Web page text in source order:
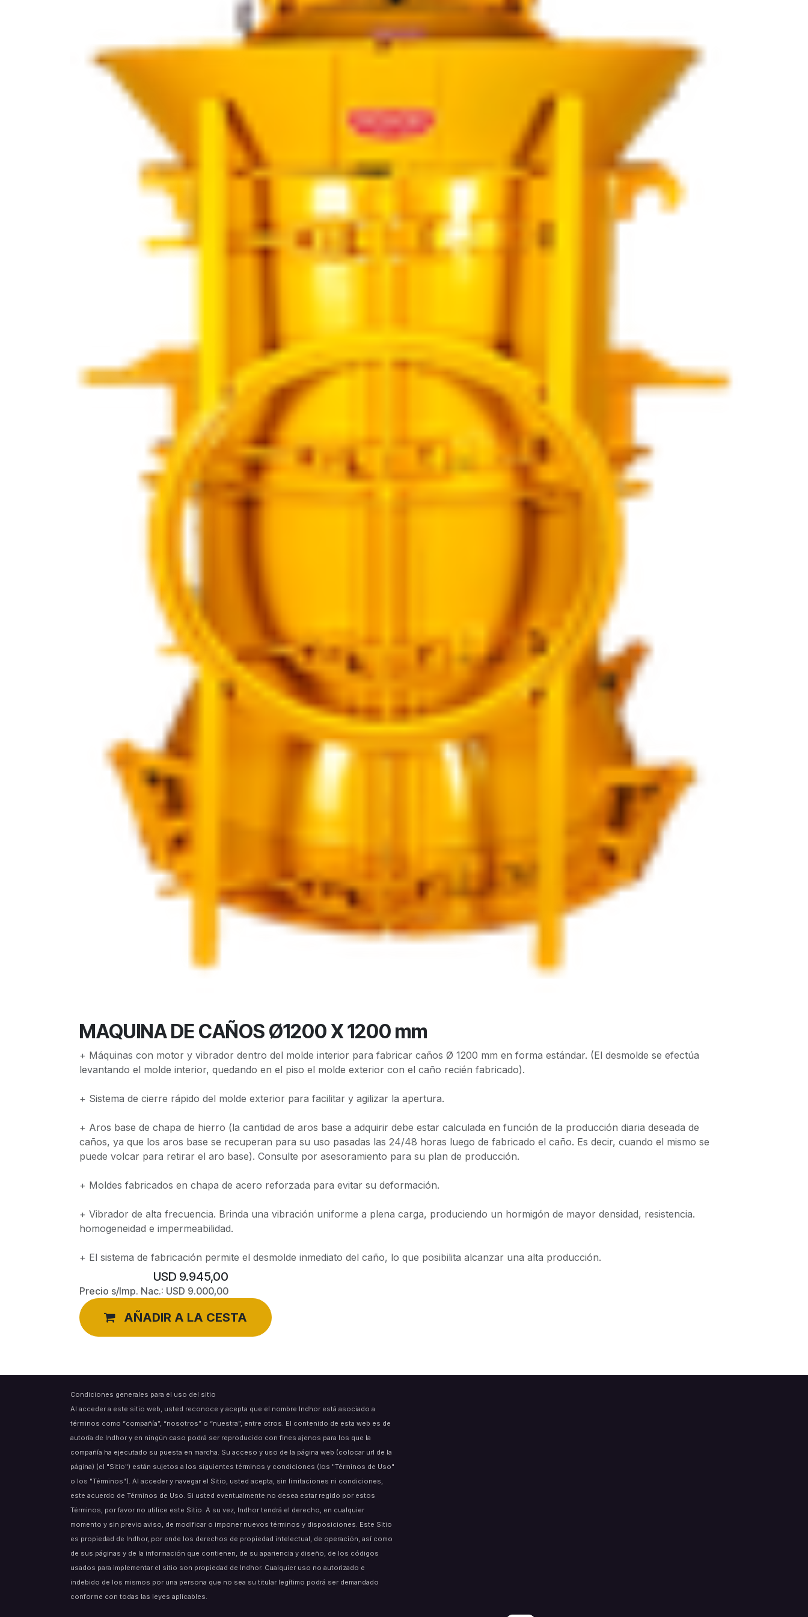
MAQUINA DE CAÑOS Ø1200 X 1200 mm
+ Máquinas con motor y vibrador dentro del molde interior para fabricar caños Ø 1200 mm en forma estándar. (El desmolde se efectúa
levantando el molde interior, quedando en el piso el molde exterior con el caño recién fabricado).
+ Sistema de cierre rápido del molde exterior para facilitar y agilizar la apertura.
+ Aros base de chapa de hierro (la cantidad de aros base a adquirir debe estar calculada en función de la producción diaria deseada de
caños, ya que los aros base se recuperan para su uso pasadas las 24/48 horas luego de fabricado el caño. Es decir, cuando el mismo se
puede volcar para retirar el aro base). Consulte por asesoramiento para su plan de producción.
+ Moldes fabricados en chapa de acero reforzada para evitar su deformación.
+ Vibrador de alta frecuencia. Brinda una vibración uniforme a plena carga, produciendo un hormigón de mayor densidad, resistencia.
homogeneidad e impermeabilidad.
+ El sistema de fabricación permite el desmolde inmediato del caño, lo que posibilita alcanzar una alta producción.
USD 9.945,00
Precio s/Imp. Nac.: USD 9.000,00
AÑADIR A LA CESTA
Condiciones generales para el uso del sitio
Al acceder a este sitio web, usted reconoce y acepta que el nombre Indhor está asociado a
términos como “compañía”, “nosotros” o “nuestra”, entre otros. El contenido de esta web es de
autoría de Indhor y en ningún caso podrá ser reproducido con fines ajenos para los que la
compañía ha ejecutado su puesta en marcha. Su acceso y uso de la página web (colocar url de la
página) (el "Sitio") están sujetos a los siguientes términos y condiciones (los "Términos de Uso"
o los "Términos"). Al acceder y navegar el Sitio, usted acepta, sin limitaciones ni condiciones,
este acuerdo de Términos de Uso. Si usted eventualmente no desea estar regido por estos
Términos, por favor no utilice este Sitio. A su vez, Indhor tendrá el derecho, en cualquier
momento y sin previo aviso, de modificar o imponer nuevos términos y disposiciones. Este Sitio
es propiedad de Indhor, por ende los derechos de propiedad intelectual, de operación, así como
de sus páginas y de la información que contienen, de su apariencia y diseño, de los códigos
usados para implementar el sitio son propiedad de Indhor. Cualquier uso no autorizado e
indebido de los mismos por una persona que no sea su titular legítimo podrá ser demandado
conforme con todas las leyes aplicables.